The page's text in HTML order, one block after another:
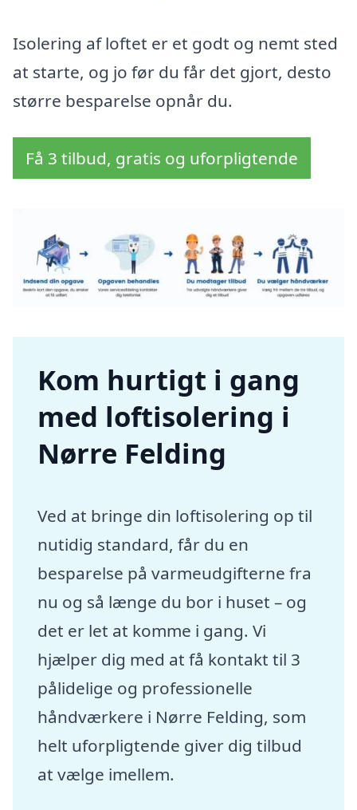
Isolering af loftet er et godt og nemt sted
at starte, og jo før du får det gjort, desto
større besparelse opnår du.
Få 3 tilbud, gratis og uforpligtende
Kom hurtigt i gang
med loftisolering i
Nørre Felding
Ved at bringe din loftisolering op til
nutidig standard, får du en
besparelse på varmeudgifterne fra
nu og så længe du bor i huset – og
det er let at komme i gang. Vi
hjælper dig med at få kontakt til 3
pålidelige og professionelle
håndværkere i Nørre Felding, som
helt uforpligtende giver dig tilbud
at vælge imellem.